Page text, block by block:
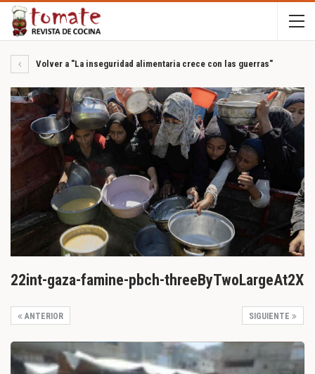
Volver a "La inseguridad alimentaria crece con las guerras"
22int-gaza-famine-pbch-threeByTwoLargeAt2X
SIGUIENTE
ANTERIOR